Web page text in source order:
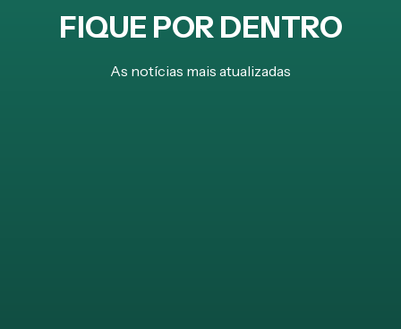
FIQUE POR DENTRO
As notícias mais atualizadas